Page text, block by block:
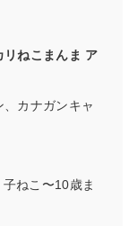
ねこまんま ア
カナガンキャ
ねこ〜10歳ま